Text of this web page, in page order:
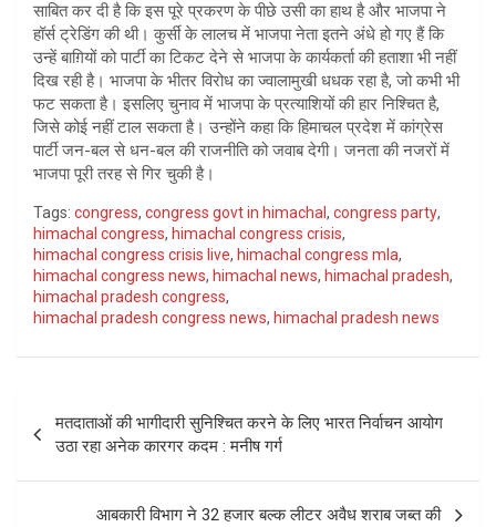
साबित कर दी है कि इस पूरे प्रकरण के पीछे उसी का हाथ है और भाजपा ने
हॉर्स ट्रेडिंग की थी। कुर्सी के लालच में भाजपा नेता इतने अंधे हो गए हैं कि
उन्हें बाग़ियों को पार्टी का टिकट देने से भाजपा के कार्यकर्ता की हताशा भी नहीं
दिख रही है। भाजपा के भीतर विरोध का ज्वालामुखी धधक रहा है, जो कभी भी
फट सकता है। इसलिए चुनाव में भाजपा के प्रत्याशियों की हार निश्चित है,
जिसे कोई नहीं टाल सकता है। उन्होंने कहा कि हिमाचल प्रदेश में कांग्रेस
पार्टी जन-बल से धन-बल की राजनीति को जवाब देगी। जनता की नजरों में
भाजपा पूरी तरह से गिर चुकी है।
Tags: congress, congress govt in himachal, congress party,
himachal congress, himachal congress crisis,
himachal congress crisis live, himachal congress mla,
himachal congress news, himachal news, himachal pradesh,
himachal pradesh congress,
himachal pradesh congress news, himachal pradesh news
navigation
मतदाताओं की भागीदारी सुनिश्चित करने के लिए भारत निर्वाचन आयोग
उठा रहा अनेक कारगर कदम : मनीष गर्ग
आबकारी विभाग ने 32 हजार बल्क लीटर अवैध शराब जब्त की